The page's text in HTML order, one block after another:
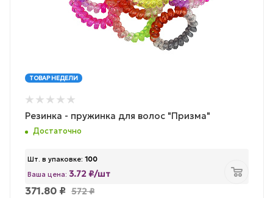
ТОВАР НЕДЕЛИ
Резинка - пружинка для волос "Призма"
Достаточно
Шт. в упаковке: 100
Ваша цена: 3.72 ₽/шт
371.80 ₽ 572₽